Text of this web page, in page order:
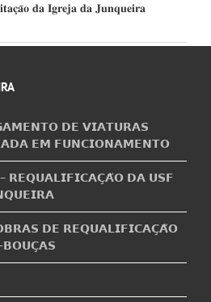
𝐝𝐚 𝐈𝐠𝐫𝐞𝐣𝐚 𝐝𝐚 𝐉𝐮𝐧𝐪𝐮𝐞𝐢𝐫𝐚
𝗗𝗘 𝗩𝗜𝗔𝗧𝗨𝗥𝗔𝗦
𝗘𝗠 𝗙𝗨𝗡𝗖𝗜𝗢𝗡𝗔𝗠𝗘𝗡𝗧𝗢
𝗥𝗘𝗤𝗨𝗔𝗟𝗜𝗙𝗜𝗖𝗔𝗖̧𝗔̃𝗢 𝗗𝗔 𝗨𝗦𝗙
𝗗𝗘 𝗥𝗘𝗤𝗨𝗔𝗟𝗜𝗙𝗜𝗖𝗔𝗖̧𝗔̃𝗢
𝗕𝗢𝗨𝗖̧𝗔𝗦